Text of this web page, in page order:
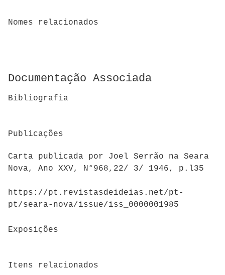
Nomes relacionados
Documentação Associada
Bibliografia
Publicações
Carta publicada por Joel Serrão na Seara
Nova, Ano XXV, N°968,22/ 3/ 1946, p.l35
https://pt.revistasdeideias.net/pt-
pt/seara-nova/issue/iss_0000001985
Exposições
Itens relacionados